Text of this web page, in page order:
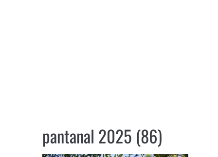
pantanal 2025 (86)